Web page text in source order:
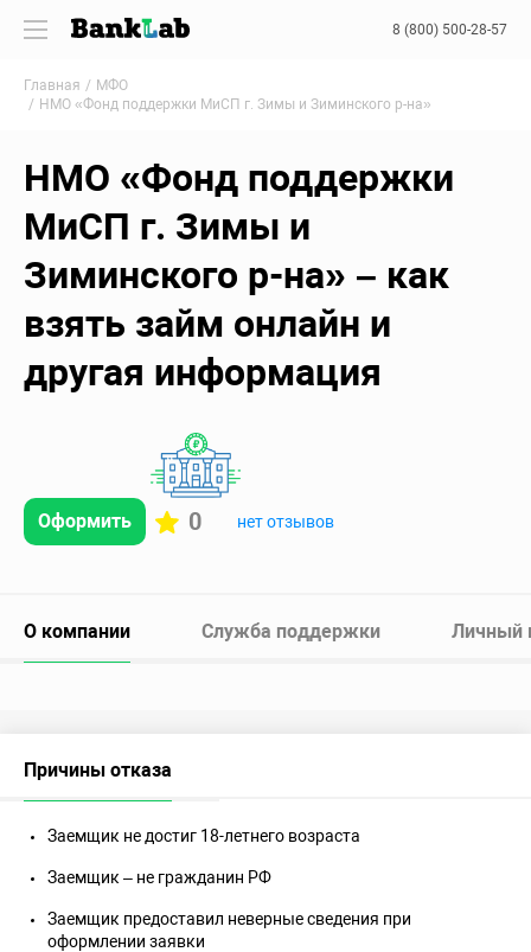
8 (800) 500-28-57
Главная
МФО
НМО «Фонд поддержки МиСП г. Зимы и Зиминского р-на»
НМО «Фонд поддержки
МиСП г. Зимы и
Зиминского р-на» – как
взять займ онлайн и
другая информация
Оформить 0 нет отзывов
О компании Служба поддержки Личный
Причины отказа
Заемщик не достиг 18-летнего возраста
Заемщик – не гражданин РФ
Заемщик предоставил неверные сведения при
оформлении заявки